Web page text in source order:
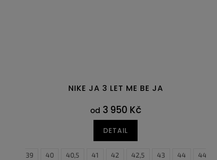
NIKE JA 3 LET ME BE JA
od 3 950 Kč
DETAIL
39 40 40,5 41 42 42,5 43 44 44,5